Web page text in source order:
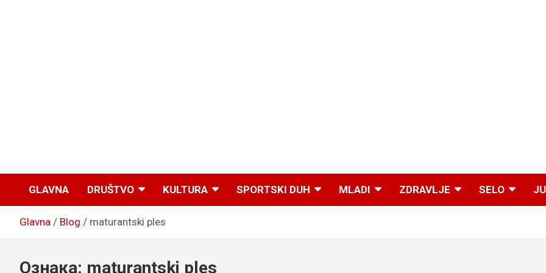
GLAVNA DRUŠTVO KULTURA SPORTSKI DUH MLADI ZDRAVLJE SELO
Glavna Blog maturantski ples
Ознака: maturantski ples